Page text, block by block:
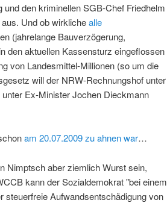
den kriminellen SGB-Chef Friedhelm
Und ob wirklichealle
(jahrelange Bauverzögerung,
den aktuellen Kassensturz eingeflossen
von Landesmittel-Millionen (so um die
will der NRW-Rechnungshof unter
unter Ex-Minister Jochen Dieckmann
am 20.07.2009 zu ahnen war…
Nimptsch aber ziemlich Wurst sein,
kann der Sozialdemokrat "bei einem
steuerfreie Aufwandsentschädigung von